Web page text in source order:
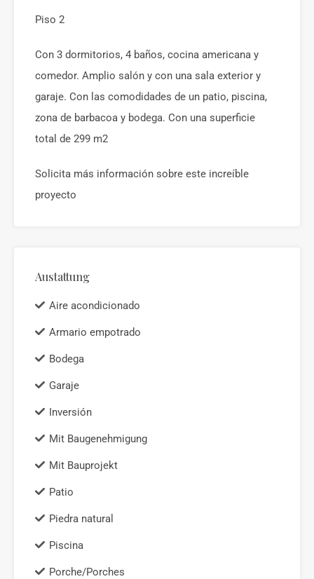
Piso 2
Con 3 dormitorios, 4 baños, cocina americana y
comedor. Amplio salón y con una sala exterior y
garaje. Con las comodidades de un patio, piscina,
zona de barbacoa y bodega. Con una superficie
total de 299 m2
Solicita más información sobre este increíble
proyecto
Austattung
Aire acondicionado
Armario empotrado
Bodega
Garaje
Inversión
Mit Baugenehmigung
Mit Bauprojekt
Patio
Piedra natural
Piscina
Porche/Porches